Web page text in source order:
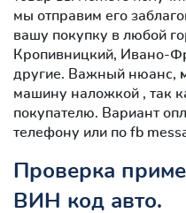
мы отправим его
вашу покупку в любой
Кропивницкий, Ивано-
другие. Важный нюанс,
машину наложкой , так
покупателю. Вариант
телефону или по fb
Проверка
ВИН код авто.